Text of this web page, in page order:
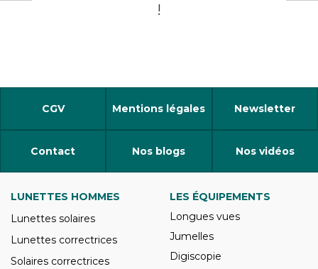
!
CGV Mentions légales Newsletter
Contact Nos blogs Nos vidéos
LUNETTES HOMMES
Lunettes solaires
Lunettes correctrices
Solaires correctrices
LES ÉQUIPEMENTS
Longues vues
Jumelles
Digiscopie